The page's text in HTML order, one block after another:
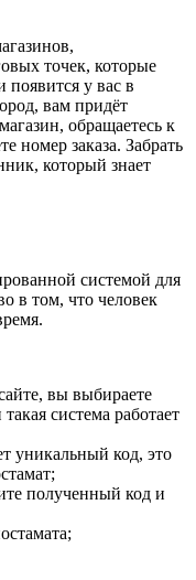
точек, которые
у вас в
вам придёт
обращаетесь к
номер заказа. Забрать
который знает
системой для
в том, что человек
вы выбираете
система работает
уникальный код, это
полученный код и